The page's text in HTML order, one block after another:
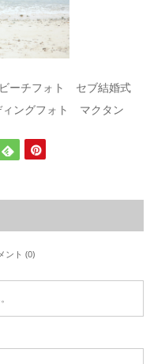
ーチフォト セブ結婚式
ングフォト マクタン
ント (0)